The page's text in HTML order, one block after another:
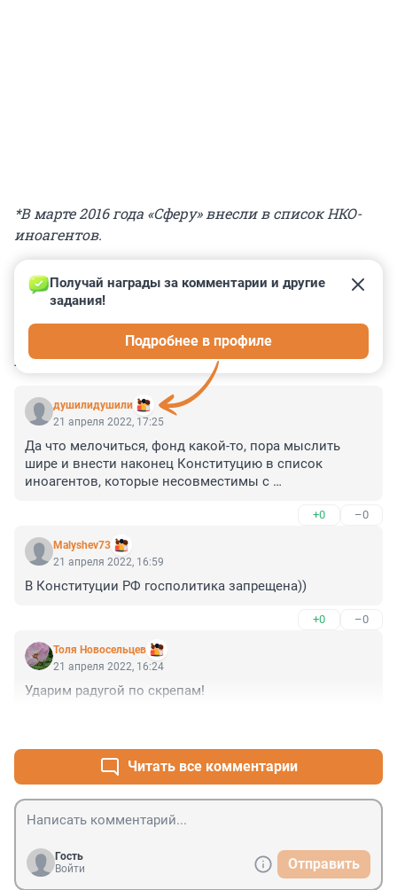
*В марте 2016 года «Сферу» внесли в список НКО-
иноагентов.
КОММЕНТАРИИ 5
душилидушили
Получай награды за комментарии и другие
задания!
Подробнее в профиле
21 апреля 2022, 17:25
Да что мелочиться, фонд какой-то, пора мыслить
шире и внести наконец Конституцию в список
иноагентов, которые несовместимы с
+0 –0
Malyshev73
21 апреля 2022, 16:59
В Конституции РФ госполитика запрещена))
+0 –0
Толя Новосельцев
21 апреля 2022, 16:24
Ударим радугой по скрепам!
Читать все комментарии
Гость
Войти
Отправить